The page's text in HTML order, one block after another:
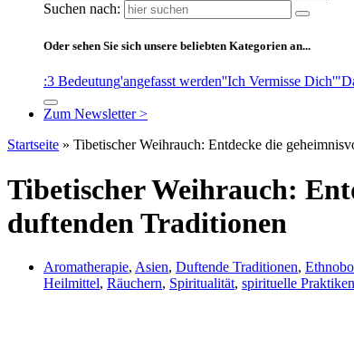
Suchen nach:
Oder sehen Sie sich unsere beliebten Kategorien an...
:3 Bedeutung'angefasst werden''Ich Vermisse Dich'
Zum Newsletter >
Startseite » Tibetischer Weihrauch: Entdecke die
Tibetischer Weihrauch:
duftenden Traditionen
Aromatherapie, Asien, Duftende Traditionen,
Heilmittel, Räuchern, Spiritualität, spirituelle Praktiken